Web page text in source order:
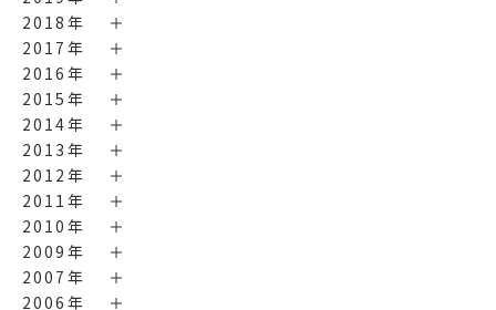
2018年
2017年
2016年
2015年
2014年
2013年
2012年
2011年
2010年
2009年
2007年
2006年